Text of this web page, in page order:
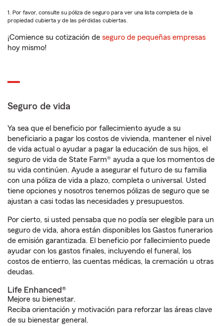
1. Por favor, consulte su póliza de seguro para ver una lista completa de la
propiedad cubierta y de las pérdidas cubiertas.
¡Comience su cotización de seguro de pequeñas empresas
hoy mismo!
Seguro de vida
Ya sea que el beneficio por fallecimiento ayude a su
beneficiario a pagar los costos de vivienda, mantener el nivel
de vida actual o ayudar a pagar la educación de sus hijos, el
seguro de vida de State Farm® ayuda a que los momentos de
su vida continúen. Ayude a asegurar el futuro de su familia
con una póliza de vida a plazo, completa o universal. Usted
tiene opciones y nosotros tenemos pólizas de seguro que se
ajustan a casi todas las necesidades y presupuestos.
Por cierto, si usted pensaba que no podía ser elegible para un
seguro de vida, ahora están disponibles los Gastos funerarios
de emisión garantizada. El beneficio por fallecimiento puede
ayudar con los gastos finales, incluyendo el funeral, los
costos de entierro, las cuentas médicas, la cremación u otras
deudas.
Life Enhanced®
Mejore su bienestar.
Reciba orientación y motivación para reforzar las áreas clave
de su bienestar general.